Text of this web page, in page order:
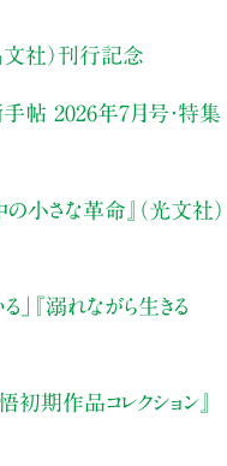
晶文社）刊行記念
手帖 2026年7月号・特集
の小さな革命』（光文社）
」
『溺れながら生きる
初期作品コレクション』